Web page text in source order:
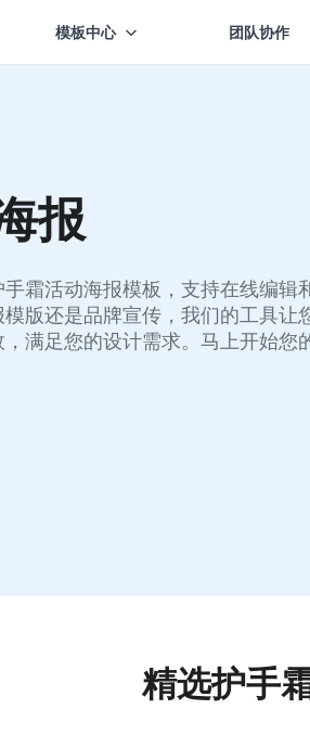
模板中心 团队协作
报
霜活动海报模板，支持在线编辑
版还是品牌宣传，我们的工具让
满足您的设计需求。马上开始您
精选护手